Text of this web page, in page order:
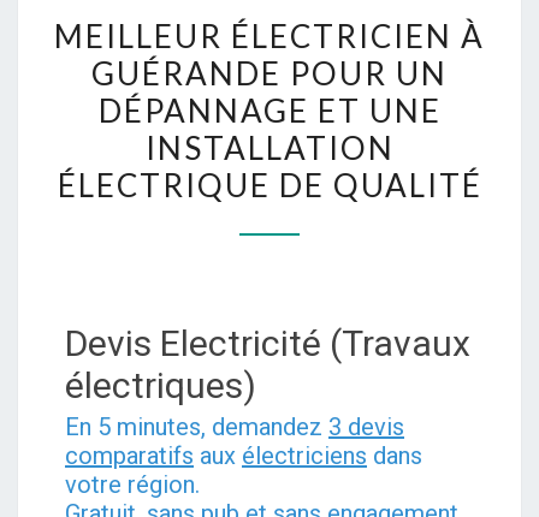
ÉLECTRICIEN
À
GUÉRANDE
POUR
UN
DÉPANNAGE
ET
ÉLECTRIQUE
MEILLEUR ÉLECTRICIEN À
GUÉRANDE POUR UN
DÉPANNAGE ET UNE
INSTALLATION
ÉLECTRIQUE DE QUALITÉ
Devis Electricité (Travaux
électriques)
En 5 minutes, demandez 3 devis
comparatifs aux électriciens dans
votre région.